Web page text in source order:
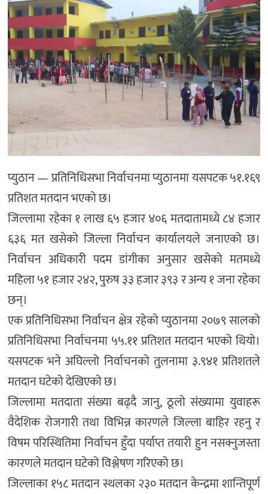
प्युठान — प्रतिनिधिसभा निर्वाचनमा प्युठानमा यसपटक ५१.१६९
प्रतिशत मतदान भएको छ।
जिल्लामा रहेका १ लाख ६५ हजार ४०६ मतदातामध्ये ८४ हजार
६३६ मत खसेको जिल्ला निर्वाचन कार्यालयले जनाएको छ।
निर्वाचन अधिकारी पदम डांगीका अनुसार खसेको मतमध्ये
महिला ५१ हजार २४२, पुरुष ३३ हजार ३९३ र अन्य १ जना रहेका
छन्।
एक प्रतिनिधिसभा निर्वाचन क्षेत्र रहेको प्युठानमा २०७९ सालको
प्रतिनिधिसभा निर्वाचनमा ५५.११ प्रतिशत मतदान भएको थियो।
यसपटक भने अघिल्लो निर्वाचनको तुलनामा ३.९४१ प्रतिशतले
मतदान घटेको देखिएको छ।
जिल्लामा मतदाता संख्या बढ्दै जानु, ठूलो संख्यामा युवाहरू
वैदेशिक रोजगारी तथा विभिन्न कारणले जिल्ला बाहिर रहनु र
विषम परिस्थितिमा निर्वाचन हुँदा पर्याप्त तयारी हुन नसक्नुजस्ता
कारणले मतदान घटेको विश्लेषण गरिएको छ।
जिल्लाका १५८ मतदान स्थलका २३० मतदान केन्द्रमा शान्तिपूर्ण